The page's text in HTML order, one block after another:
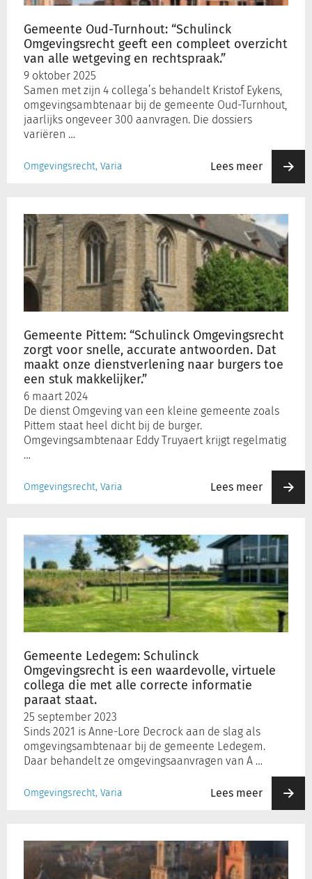
Over ons
Contact
Inloggen
Gemeente Oud-Turnhout: “Schulinck
Omgevingsrecht geeft een compleet overzicht
van alle wetgeving en rechtspraak.”
9 oktober 2025
Samen met zijn 4 collega’s behandelt Kristof Eykens,
omgevingsambtenaar bij de gemeente Oud-Turnhout,
jaarlijks ongeveer 300 aanvragen. Die dossiers
variëren …
Omgevingsrecht, Varia Lees meer
compleet
overzicht
van
alle
wetgeving
rechtspraak.”
Gemeente Pittem: “Schulinck Omgevingsrecht
zorgt voor snelle, accurate antwoorden. Dat
maakt onze dienstverlening naar burgers toe
een stuk makkelijker.”
6 maart 2024
De dienst Omgeving van een kleine gemeente zoals
Pittem staat heel dicht bij de burger.
Omgevingsambtenaar Eddy Truyaert krijgt regelmatig
…
Omgevingsrecht, Varia Lees meer
Pittem:
“Schulinck
Omgevingsrecht
zorgt
voor
snelle,
accurate
antwoorden.
Dat
maakt
onze
dienstverlening
naar
burgers
toe
makkelijker.”
Gemeente Ledegem: Schulinck
Omgevingsrecht is een waardevolle, virtuele
collega die met alle correcte informatie
paraat staat.
25 september 2023
Sinds 2021 is Anne-Lore Decrock aan de slag als
omgevingsambtenaar bij de gemeente Ledegem.
Daar behandelt ze omgevingsaanvragen van A …
Omgevingsrecht, Varia Lees meer
Ledegem:
Schulinck
Omgevingsrecht
een
waardevolle,
virtuele
collega
met
alle
correcte
informatie
paraat
staat.
Veurne: